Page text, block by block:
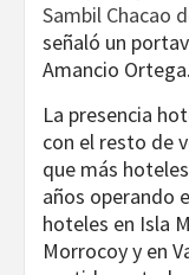
Sambil Chacao
señaló un
Amancio Ortega.
La presencia
con el resto de
que más
años operando
hoteles en Isla
Morrocoy y en